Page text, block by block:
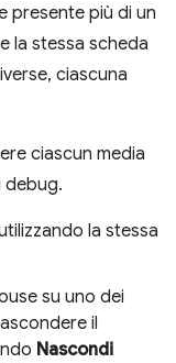
presente più di un
la stessa scheda
ciascuna
ciascun media
debug.
la stessa
su uno dei
il
Nascondi